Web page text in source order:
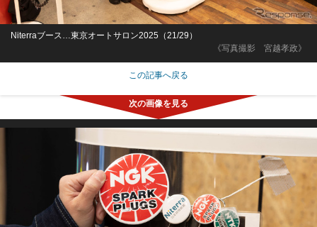
《写真撮影 宮越孝政》
Niterraブース…東京オートサロン2025（21/29）
この記事へ戻る